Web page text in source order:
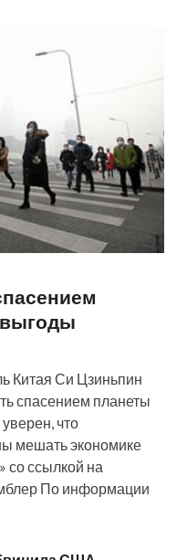
Китая Си Цзиньпин
спасением планеты
что
мешать экономике
со ссылкой на
По информации